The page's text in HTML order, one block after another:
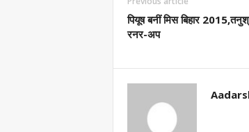
पियूष बनीं मिस बिहार
रनर-अप